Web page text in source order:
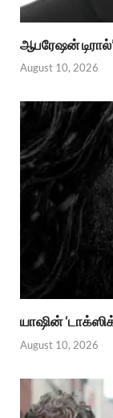
ஆபரேஷன்
August 10, 2026
யாஷின்
August 10, 2026